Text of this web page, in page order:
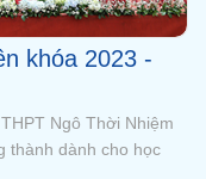
với nhiều dấu
kết quả đã đạt
dương, khen